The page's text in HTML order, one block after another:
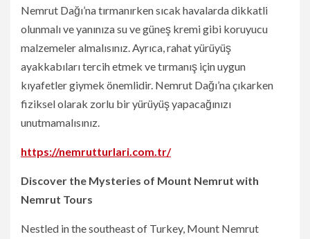
Nemrut Dağı’na tırmanırken sıcak havalarda dikkatli
olunmalı ve yanınıza su ve güneş kremi gibi koruyucu
malzemeler almalısınız. Ayrıca, rahat yürüyüş
ayakkabıları tercih etmek ve tırmanış için uygun
kıyafetler giymek önemlidir. Nemrut Dağı’na çıkarken
fiziksel olarak zorlu bir yürüyüş yapacağınızı
unutmamalısınız.
https://nemrutturlari.com.tr/
Discover the Mysteries of Mount Nemrut with
Nemrut Tours
Nestled in the southeast of Turkey, Mount Nemrut